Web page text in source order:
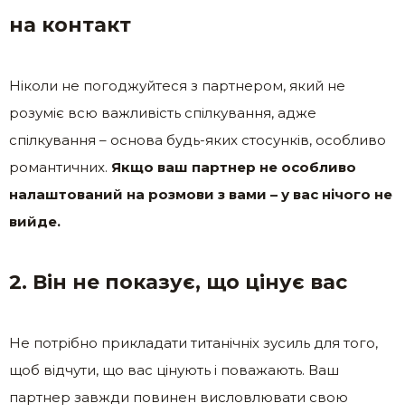
на контакт
Ніколи не погоджуйтеся з партнером, який не
розуміє всю важливість спілкування, адже
спілкування – основа будь-яких стосунків, особливо
романтичних. Якщо ваш партнер не особливо
налаштований на розмови з вами – у вас нічого не
вийде.
2. Він не показує, що цінує вас
Не потрібно прикладати титанічніх зусиль для того,
щоб відчути, що вас цінують і поважають. Ваш
партнер завжди повинен висловлювати свою